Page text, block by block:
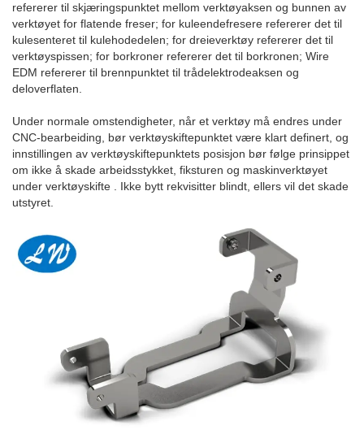
refererer til skjæringspunktet mellom verktøyaksen og bunnen av
verktøyet for flatende freser; for kuleendefresere refererer det til
kulesenteret til kulehodedelen; for dreieverktøy refererer det til
verktøyspissen; for borkroner refererer det til borkronen; Wire
EDM refererer til brennpunktet til trådelektrodeaksen og
deloverflaten.
Under normale omstendigheter, når et verktøy må endres under
CNC-bearbeiding, bør verktøyskiftepunktet være klart definert, og
innstillingen av verktøyskiftepunktets posisjon bør følge prinsippet
om ikke å skade arbeidsstykket, fiksturen og maskinverktøyet
under verktøyskifte . Ikke bytt rekvisitter blindt, ellers vil det skade
utstyret.